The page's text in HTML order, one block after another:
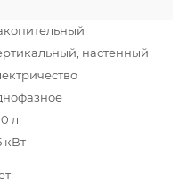
настенный
л
кВт